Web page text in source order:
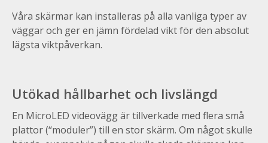
Våra skärmar kan installeras på alla vanliga typer av
väggar och ger en jämn fördelad vikt för den absolut
lägsta viktpåverkan.
Utökad hållbarhet och livslängd
En MicroLED videovägg är tillverkade med flera små
plattor (“moduler”) till en stor skärm. Om något skulle